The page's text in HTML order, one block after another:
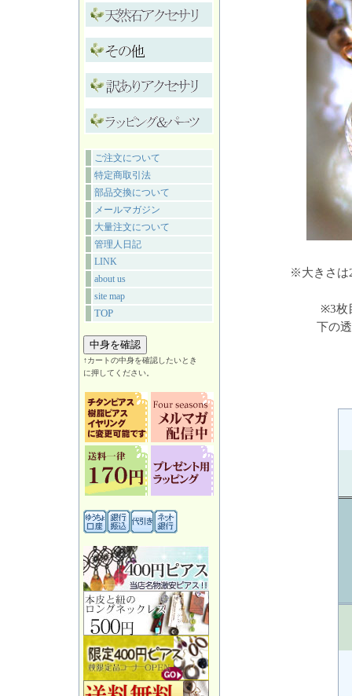
ご注文について
特定商取引法
部品交換について
メールマガジン
大量注文について
管理人日記
LINK
about us
site map
TOP
↑カートの中身を確認したいとき
に押してください。
※大きさは
※3枚
下の